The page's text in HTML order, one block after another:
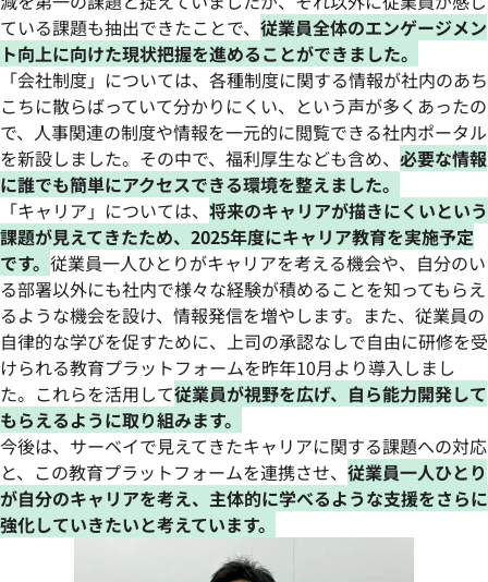
ている課題も抽出できたことで、 従業員全体のエンゲージメン
ト向上に向けた現状把握を進めることができました。
「会社制度」については、各種制度に関する情報が社内のあち
こちに散らばっていて分かりにくい、という声が多くあったの
で、人事関連の制度や情報を一元的に閲覧できる社内ポータル
を新設しました。その中で、福利厚生なども含め、 必要な情報
に誰でも簡単にアクセスできる環境を整えました。
「キャリア」については、 将来のキャリアが描きにくいという
課題が見えてきたため、2025年度にキャリア教育を実施予定
です。 従業員一人ひとりがキャリアを考える機会や、自分のい
る部署以外にも社内で様々な経験が積めることを知ってもらえ
るような機会を設け、情報発信を増やします。また、従業員の
自律的な学びを促すために、上司の承認なしで自由に研修を受
けられる教育プラットフォームを昨年10月より導入しまし
た。これらを活用して従業員が視野を広げ、自ら能力開発して
もらえるように取り組みます。
今後は、サーベイで見えてきたキャリアに関する課題への対応
と、この教育プラットフォームを連携させ、 従業員一人ひとり
が自分のキャリアを考え、主体的に学べるような支援をさらに
強化していきたいと考えています。